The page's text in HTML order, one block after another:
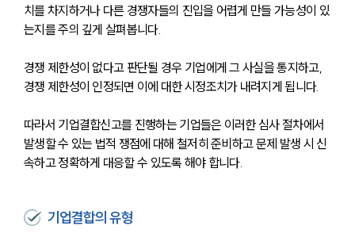
치를 차지하거나 다른 경쟁자들의 진입을 어렵게 만들 가능성이 있
는지를 주의 깊게 살펴봅니다.
경쟁 제한성이 없다고 판단될 경우 기업에게 그 사실을 통지하고,
경쟁 제한성이 인정되면 이에 대한 시정조치가 내려지게 됩니다.
따라서 기업결합신고를 진행하는 기업들은 이러한 심사 절차에서
발생할 수 있는 법적 쟁점에 대해 철저히 준비하고 문제 발생 시 신
속하고 정확하게 대응할 수 있도록 해야 합니다.
기업결합의 유형